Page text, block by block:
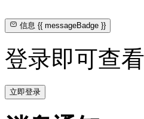
信息{{ messageBadge }}
登录即可查
立即登录